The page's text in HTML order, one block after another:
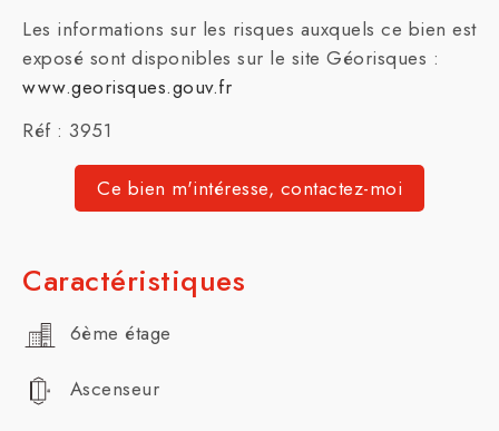
Les informations sur les risques auxquels ce bien est
exposé sont disponibles sur le site Géorisques :
www.georisques.gouv.fr
Réf : 3951
Ce bien m'intéresse, contactez-moi
Caractéristiques
6ème étage
Ascenseur